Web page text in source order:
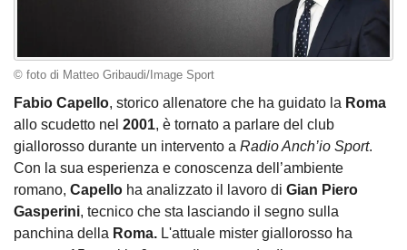
© foto di Matteo Gribaudi/Image Sport
Fabio Capello, storico allenatore che ha guidato la Roma
allo scudetto nel 2001, è tornato a parlare del club
giallorosso durante un intervento a Radio Anch’io Sport.
Con la sua esperienza e conoscenza dell’ambiente
romano, Capello ha analizzato il lavoro di Gian Piero
Gasperini, tecnico che sta lasciando il segno sulla
panchina della Roma. L'attuale mister giallorosso ha